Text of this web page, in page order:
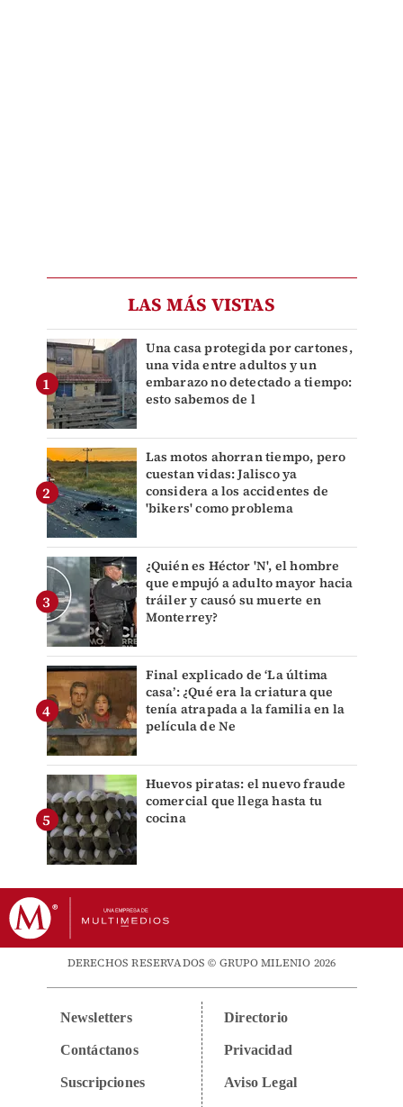
LAS MÁS VISTAS
Una casa protegida por cartones,
una vida entre adultos y un
embarazo no detectado a tiempo:
esto sabemos de l
Las motos ahorran tiempo, pero
cuestan vidas: Jalisco ya
considera a los accidentes de
'bikers' como problema
¿Quién es Héctor 'N', el hombre
que empujó a adulto mayor hacia
tráiler y causó su muerte en
Monterrey?
Final explicado de ‘La última
casa’: ¿Qué era la criatura que
tenía atrapada a la familia en la
película de Ne
Huevos piratas: el nuevo fraude
comercial que llega hasta tu
cocina
DERECHOS RESERVADOS © GRUPO MILENIO 2026
Newsletters
Contáctanos
Suscripciones
Directorio
Privacidad
Aviso Legal